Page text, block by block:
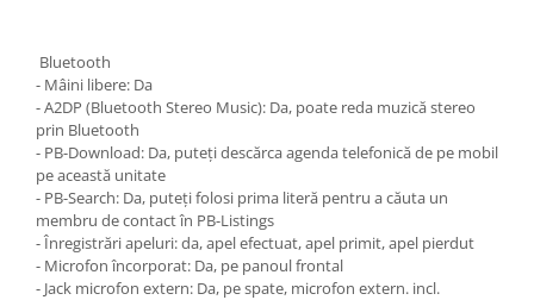
Bluetooth
- Mâini libere: Da
- A2DP (Bluetooth Stereo Music): Da, poate reda muzică stereo
prin Bluetooth
- PB-Download: Da, puteți descărca agenda telefonică de pe mobil
pe această unitate
- PB-Search: Da, puteți folosi prima literă pentru a căuta un
membru de contact în PB-Listings
- Înregistrări apeluri: da, apel efectuat, apel primit, apel pierdut
- Microfon încorporat: Da, pe panoul frontal
- Jack microfon extern: Da, pe spate, microfon extern. incl.